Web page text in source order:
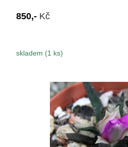
850,- Kč
skladem (1 ks)